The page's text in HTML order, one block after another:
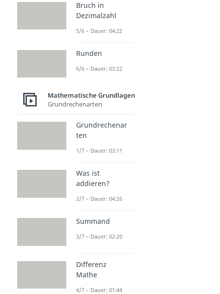
Bruch in
Dezimalzahl
5/6 – Dauer: 04:22
Runden
6/6 – Dauer: 03:22
Mathematische Grundlagen
Grundrechenarten
Grundrechenar
ten
1/7 – Dauer: 03:11
Was ist
addieren?
2/7 – Dauer: 04:26
Summand
3/7 – Dauer: 02:20
Differenz
Mathe
4/7 – Dauer: 01:44